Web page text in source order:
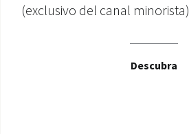
(exclusivo del canal minorista)
Descubra